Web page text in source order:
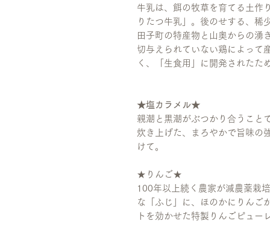
牛乳は、餌の牧草を育てる土作
りたつ牛乳」。後のせする、稀
田子町の特産物と山奥からの湧
切与えられていない鶏によって
く、「生食用」に開発されたた
★塩カラメル★
親潮と黒潮がぶつかり合うこと
炊き上げた、まろやかで旨味の
けて。
★りんご★
100年以上続く農家が減農薬栽
な「ふじ」に、ほのかにりんご
トを効かせた特製りんごピュー